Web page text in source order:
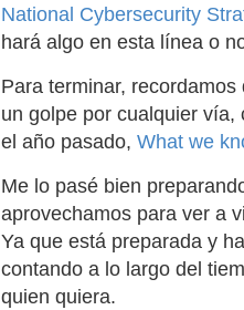
National Cybersecurity
hará algo en esta línea o
Para terminar,
un golpe por cualquier vía,
el año pasado, What we
Me lo pasé bien
aprovechamos para ver a
Ya que está preparada y
contando a lo largo del
quien quiera.